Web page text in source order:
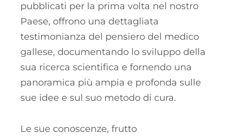
pubblicati per la prima volta nel nostro
Paese, offrono una dettagliata
testimonianza del pensiero del medico
gallese, documentando lo sviluppo della
sua ricerca scientifica e fornendo una
panoramica più ampia e profonda sulle
sue idee e sul suo metodo di cura.
Le sue conoscenze, frutto